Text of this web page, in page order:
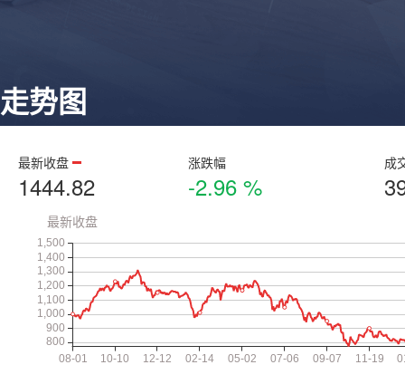
走势图
最新收盘
1444.82
涨跌幅
-2.96 %
成